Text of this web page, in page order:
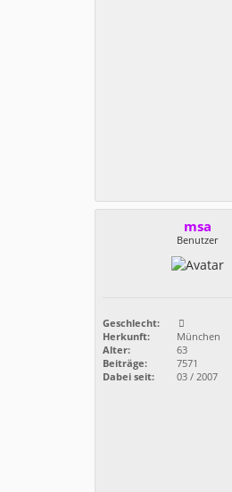
msa
Benutzer
Geschlecht:
Herkunft:
München
Alter:
63
Beiträge:
7571
Dabei seit:
03 / 2007